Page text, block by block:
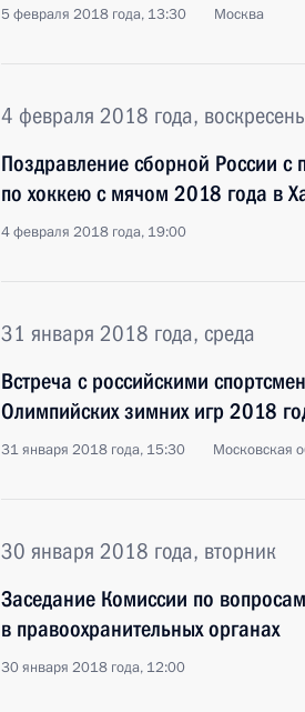
5 февраля 2018 года, 13:30 Москва
4 февраля 2018 года,
Поздравление сборной России
по хоккею с мячом 2018 года в
4 февраля 2018 года, 19:00
31 января 2018 года, среда
Встреча с российскими
Олимпийских зимних игр 2018
31 января 2018 года, 15:30 Московская
30 января 2018 года, вторник
Заседание Комиссии по
в правоохранительных органах
30 января 2018 года, 12:00